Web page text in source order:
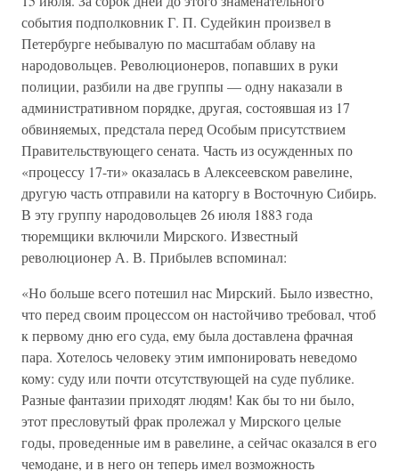
события подполковник Г. П. Судейкин произвел в
Петербурге небывалую по масштабам облаву на
народовольцев. Революционеров, попавших в руки
полиции, разбили на две группы — одну наказали в
административном порядке, другая, состоявшая из 17
обвиняемых, предстала перед Особым присутствием
Правительствующего сената. Часть из осужденных по
«процессу 17-ти» оказалась в Алексеевском равелине,
другую часть отправили на каторгу в Восточную Сибирь.
В эту группу народовольцев 26 июля 1883 года
тюремщики включили Мирского. Известный
революционер А. В. Прибылев вспоминал:
«Но больше всего потешил нас Мирский. Было известно,
что перед своим процессом он настойчиво требовал, чтоб
к первому дню его суда, ему была доставлена фрачная
пара. Хотелось человеку этим импонировать неведомо
кому: суду или почти отсутствующей на суде публике.
Разные фантазии приходят людям! Как бы то ни было,
этот пресловутый фрак пролежал у Мирского целые
годы, проведенные им в равелине, а сейчас оказался в его
чемодане, и в него он теперь имел возможность